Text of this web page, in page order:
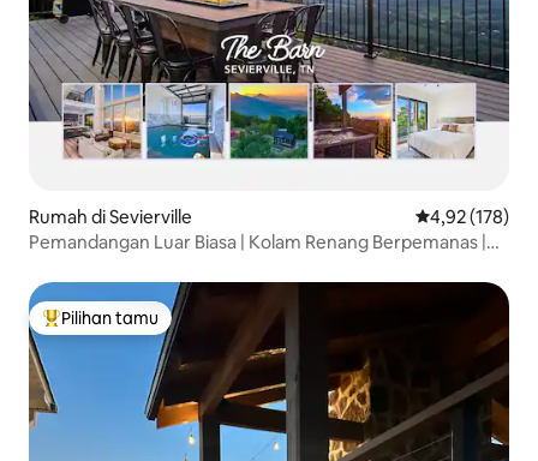
Rumah di Sevierville Nilai rata-rata
4,92 (178)
Pemandangan Luar Biasa | Kolam Renang Berpemanas |
Pilihan tamu terpopuler
Pilihan tamu